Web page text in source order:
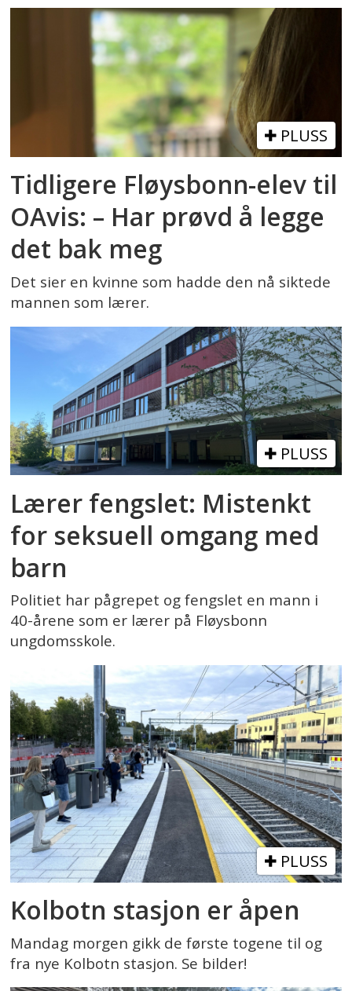
PLUSS
Tidligere Fløysbonn-elev til
OAvis: – Har prøvd å legge
det bak meg
Det sier en kvinne som hadde den nå siktede
mannen som lærer.
PLUSS
Lærer fengslet: Mistenkt
for seksuell omgang med
barn
Politiet har pågrepet og fengslet en mann i
40-årene som er lærer på Fløysbonn
ungdomsskole.
PLUSS
Kolbotn stasjon er åpen
Mandag morgen gikk de første togene til og
fra nye Kolbotn stasjon. Se bilder!